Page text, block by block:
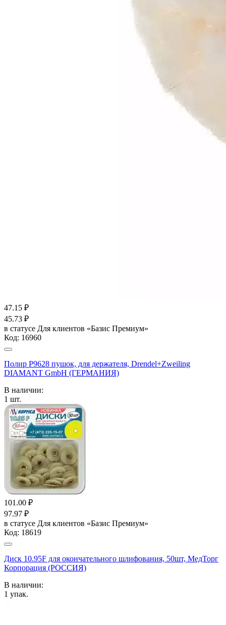
47.15 ₽
45.73 ₽
в статусе Для клиентов «Базис Премиум»
Код: 16960
Полир Р9628 пушок, для держателя, Drendel+Zweiling
DIAMANT GmbH (ГЕРМАНИЯ)
В наличии:
1 шт.
101.00 ₽
97.97 ₽
в статусе Для клиентов «Базис Премиум»
Код: 18619
Диск 10.95F для окончательного шлифования, 50шт, МедТорг
Корпорация (РОССИЯ)
В наличии:
1 упак.